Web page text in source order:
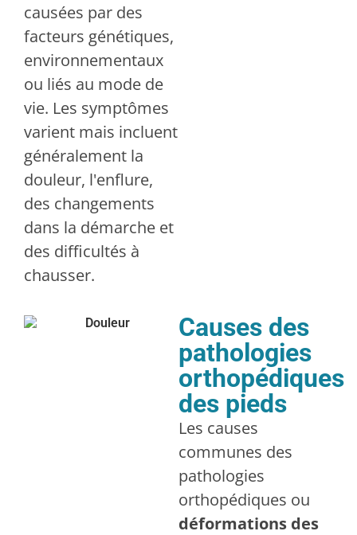
causées par des
facteurs génétiques,
environnementaux
ou liés au mode de
vie. Les symptômes
varient mais incluent
généralement la
douleur, l'enflure,
des changements
dans la démarche et
des difficultés à
chausser.
Causes des
pathologies
orthopédiques
des pieds
Les causes
communes des
pathologies
orthopédiques ou
déformations des